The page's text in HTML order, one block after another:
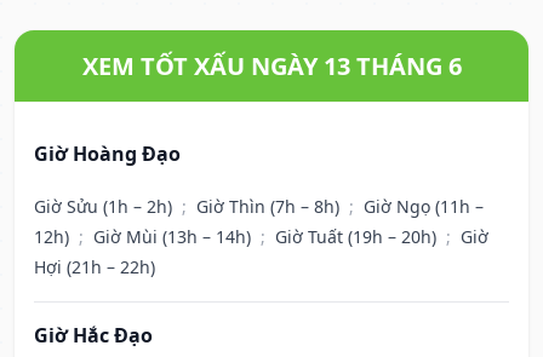
XEM TỐT XẤU NGÀY 13 THÁNG 6
Giờ Hoàng Đạo
Giờ Sửu (1h – 2h) ; Giờ Thìn (7h – 8h) ; Giờ Ngọ (11h –
12h) ; Giờ Mùi (13h – 14h) ; Giờ Tuất (19h – 20h) ; Giờ
Hợi (21h – 22h)
Giờ Hắc Đạo